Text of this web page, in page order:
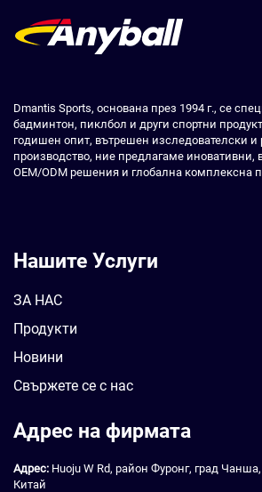
Dmantis Sports, основана през 1994 г., се
бадминтон, пиклбол и други спортни
годишен опит, вътрешен изследователски и
производство, ние предлагаме иновативни,
OEM/ODM решения и глобална комплексна
Нашите Услуги
ЗА НАС
Продукти
Новини
Свържете се с нас
Адрес на фирмата
Адрес: Huoju W Rd, район Фуронг, град
Китай